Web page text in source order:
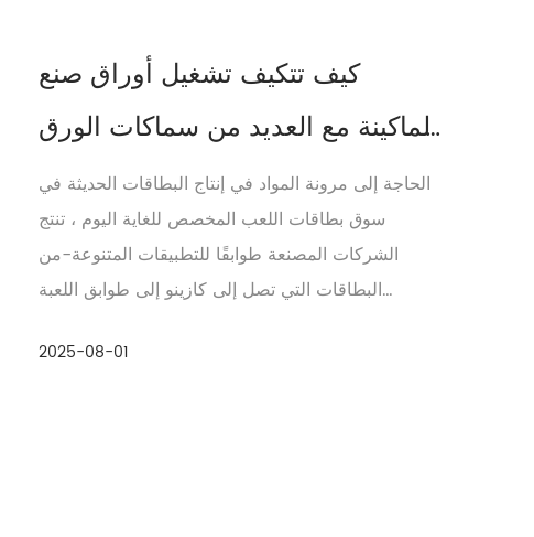
كيف تتكيف تشغيل أوراق صنع
الماكينة مع العديد من سماكات الورق
والمواد
الحاجة إلى مرونة المواد في إنتاج البطاقات الحديثة في
سوق بطاقات اللعب المخصص للغاية اليوم ، تنتج
الشركات المصنعة طوابقًا للتطبيقات المتنوعة-من
البطاقات التي تصل إلى كازينو إلى طوابق اللعبة
2025-08-01